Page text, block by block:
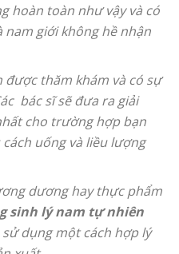
hoàn toàn như vậy và có
nam giới không hề nhận
được thăm khám và có sự
bác sĩ sẽ đưa ra giải
cho trường hợp bạn
uống và liều lượng
dương hay thực phẩm
sinh lý nam tự nhiên
dụng một cách hợp lý